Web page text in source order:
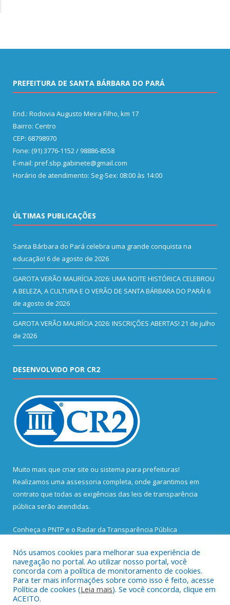
PREFEITURA DE SANTA BÁRBARA DO PARÁ
End.: Rodovia Augusto Meira Filho, km 17
Bairro: Centro
CEP: 68798970
Fone: (91) 3776-1152 / 98886-8558
E-mail: pref.sbp.gabinete@gmail.com
Horário de atendimento: Seg-Sex: 08:00 às 14:00
ÚLTIMAS PUBLICAÇÕES
Santa Bárbara do Pará celebra uma grande conquista na
educação! 6 de agosto de 2026
GAROTA VERÃO MAURÍCIA 2026: UMA NOITE HISTÓRICA CELEBROU
A BELEZA, A CULTURA E O VERÃO DE SANTA BÁRBARA DO PARÁ! 6
de agosto de 2026
GAROTA VERÃO MAURÍCIA 2026: INSCRIÇÕES ABERTAS! 21 de julho
de 2026
DESENVOLVIDO POR CR2
Muito mais que criar site ou sistema para prefeituras!
Realizamos uma assessoria completa, onde garantimos em
contrato que todas as exigências das leis de transparência
pública serão atendidas.
Conheça o PNTP e o Radar da Transparência Pública
Todos os direitos reservados a Prefeitura Municipal de Santa
Bárbara do Pará.
Nós usamos cookies para melhorar sua experiência de
navegação no portal. Ao utilizar nosso portal, você
concorda com a política de monitoramento de cookies.
Para ter mais informações sobre como isso é feito, acesse
Política de cookies (Leia mais). Se você concorda, clique em
ACEITO.